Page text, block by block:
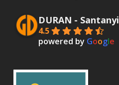
DURAN - Santanyi
4.5
powered by Google